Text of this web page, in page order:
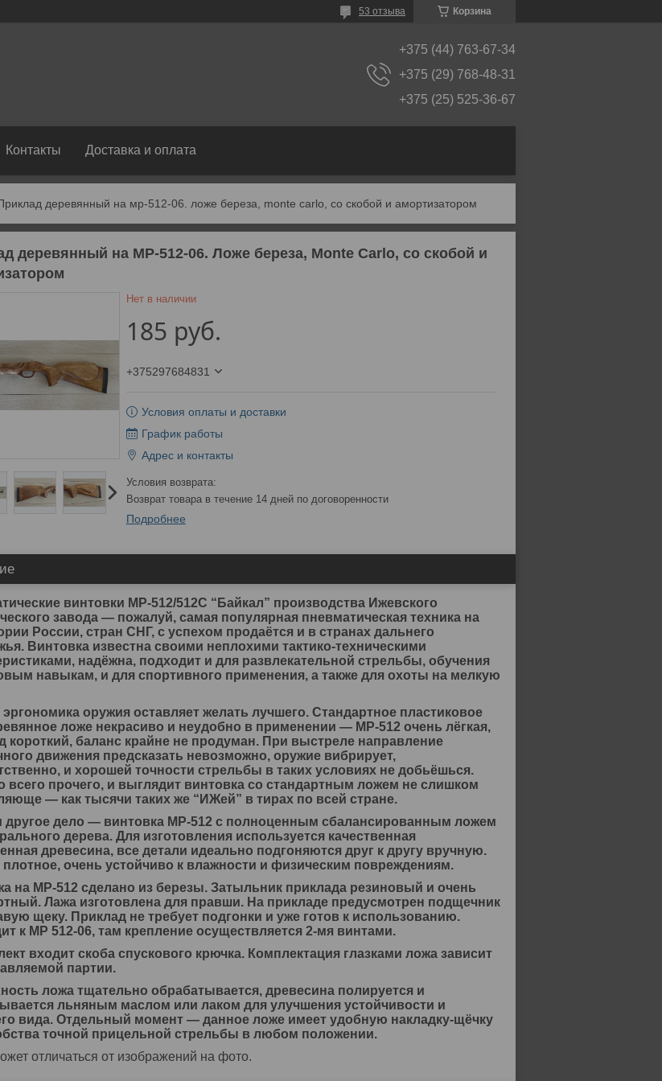
Корзина
53 отзыва
+375 (44) 763-67-34
+375 (29) 768-48-31
+375 (25) 525-36-67
Контакты Доставка и оплата
деревянный на мр-512-06. ложе береза, monte carlo, со скобой и амортизатором
деревянный на МР-512-06. Ложе береза, Monte Carlo, со скобой и
Нет в наличии
185 руб.
+375297684831
Условия оплаты и доставки
График работы
Адрес и контакты
возврат товара в течение 14 дней по договоренности
Подробнее
винтовки МР-512/512С “Байкал” производства Ижевского
завода — пожалуй, самая популярная пневматическая техника на
России, стран СНГ, с успехом продаётся и в странах дальнего
Винтовка известна своими неплохими тактико-техническими
надёжна, подходит и для развлекательной стрельбы, обучения
навыкам, и для спортивного применения, а также для охоты на мелкую
оружия оставляет желать лучшего. Стандартное пластиковое
ложе некрасиво и неудобно в применении — МР-512 очень лёгкая,
короткий, баланс крайне не продуман. При выстреле направление
движения предсказать невозможно, оружие вибрирует,
и хорошей точности стрельбы в таких условиях не добьёшься.
всего прочего, и выглядит винтовка со стандартным ложем не слишком
— как тысячи таких же “ИЖей” в тирах по всей стране.
другое дело — винтовка МР-512 с полноценным сбалансированным ложем
дерева. Для изготовления используется качественная
древесина, все детали идеально подгоняются друг к другу вручную.
очень устойчиво к влажности и физическим повреждениям.
на МР-512 сделано из березы. Затыльник приклада резиновый и очень
Лажа изготовлена для правши. На прикладе предусмотрен подщечник
щеку. Приклад не требует подгонки и уже готов к использованию.
к МР 512-06, там крепление осуществляется 2-мя винтами.
входит скоба спускового крючка. Комплектация глазками ложа зависит
партии.
ложа тщательно обрабатывается, древесина полируется и
льняным маслом или лаком для улучшения устойчивости и
вида. Отдельный момент — данное ложе имеет удобную накладку-щёчку
точной прицельной стрельбы в любом положении.
отличаться от изображений на фото.